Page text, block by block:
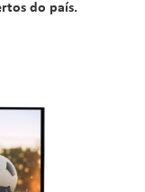
do país.